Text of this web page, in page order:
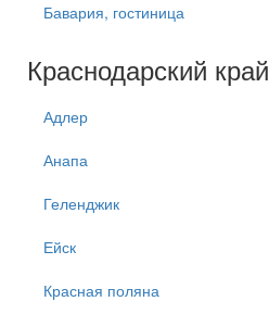
Бавария, гостиница
Краснодарский край
Адлер
Анапа
Геленджик
Ейск
Красная поляна